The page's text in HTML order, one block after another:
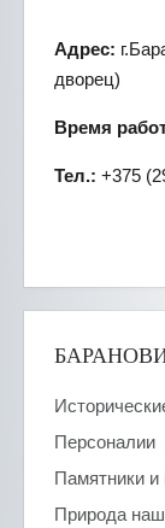
Адрес:
дворец)
Время
Тел.: +375
Персоналии
Памятники
Природа